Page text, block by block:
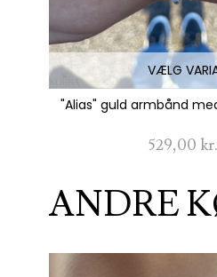
VÆLG
"Alias" guld armbånd
529,00 kr.
ANDRE